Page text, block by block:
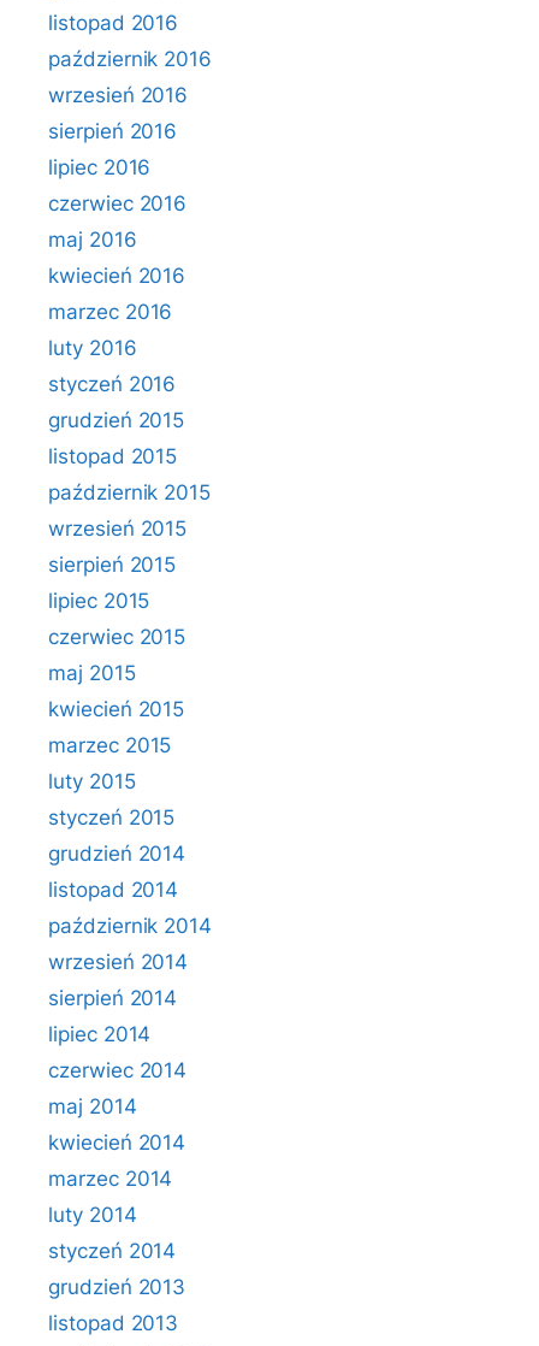
listopad 2016
październik 2016
wrzesień 2016
sierpień 2016
lipiec 2016
czerwiec 2016
maj 2016
kwiecień 2016
marzec 2016
luty 2016
styczeń 2016
grudzień 2015
listopad 2015
październik 2015
wrzesień 2015
sierpień 2015
lipiec 2015
czerwiec 2015
maj 2015
kwiecień 2015
marzec 2015
luty 2015
styczeń 2015
grudzień 2014
listopad 2014
październik 2014
wrzesień 2014
sierpień 2014
lipiec 2014
czerwiec 2014
maj 2014
kwiecień 2014
marzec 2014
luty 2014
styczeń 2014
grudzień 2013
listopad 2013